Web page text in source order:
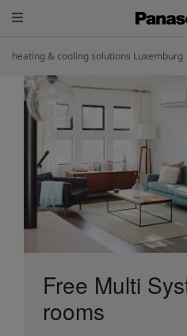
heating & cooling solutions Luxemburg
Free Multi
rooms